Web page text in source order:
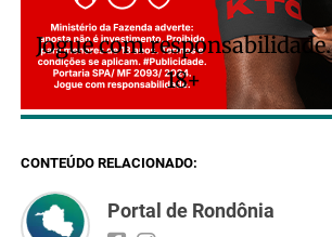
Jogue com responsabilidade.
18+
CONTEÚDO RELACIONADO:
Portal de Rondônia